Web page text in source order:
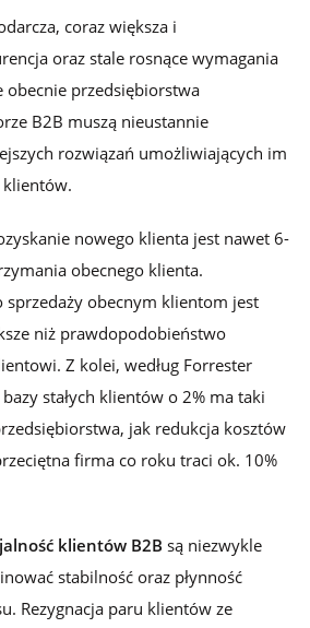
coraz większa i
oraz stale rosnące wymagania
obecnie przedsiębiorstwa
B2B muszą nieustannie
rozwiązań umożliwiających im
nowego klienta jest nawet 6-
obecnego klienta.
obecnym klientom jest
niż prawdopodobieństwo
Z kolei, według Forrester
stałych klientów o 2% ma taki
jak redukcja kosztów
firma co roku traci ok. 10%
klientów B2B są niezwykle
stabilność oraz płynność
Rezygnacja paru klientów ze